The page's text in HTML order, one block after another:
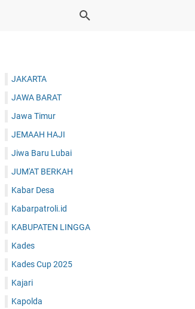
JAKARTA
JAWA BARAT
Jawa Timur
JEMAAH HAJI
Jiwa Baru Lubai
JUM'AT BERKAH
Kabar Desa
Kabarpatroli.id
KABUPATEN LINGGA
Kades
Kades Cup 2025
Kajari
Kapolda